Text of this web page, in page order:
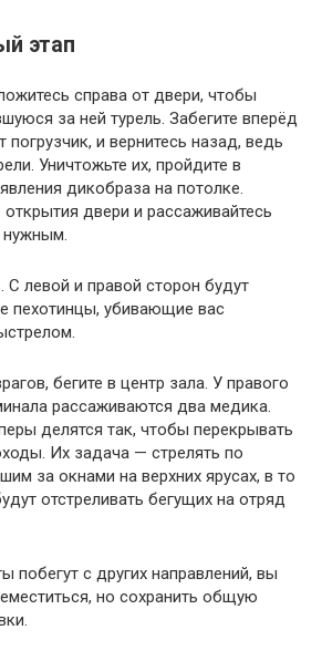
этап
справа от двери, чтобы
за ней турель. Забегите вперёд
погрузчик, и вернитесь назад, ведь
Уничтожьте их, пройдите в
дикобраза на потолке.
открытия двери и рассаживайтесь
нужным.
С левой и правой сторон будут
пехотинцы, убивающие вас
бегите в центр зала. У правого
рассаживаются два медика.
делятся так, чтобы перекрывать
Их задача — стрелять по
за окнами на верхних ярусах, в то
отстреливать бегущих на отряд
побегут с других направлений, вы
но сохранить общую